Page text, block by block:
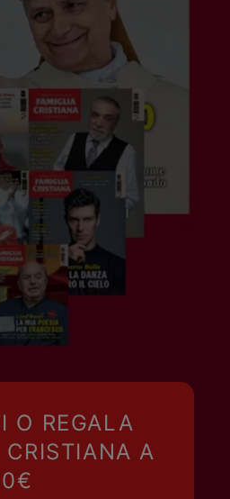
O REGALA
CRISTIANA A